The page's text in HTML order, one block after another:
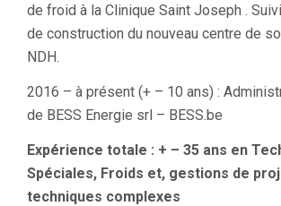
de froid à la Clinique Saint Joseph .
de construction du nouveau centre de
NDH.
2016 – à présent (+ – 10 ans) :
de BESS Energie srl – BESS.be
Expérience totale : + – 35 ans en
Spéciales, Froids et, gestions de
techniques complexes